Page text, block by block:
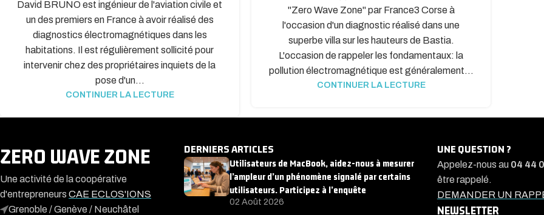
David BRUNO est ingénieur de l'aviation civile et
un des premiers en France à avoir réalisé des
diagnostics électromagnétiques dans les
habitations. Il est régulièrement sollicité pour
intervenir chez des propriétaires inquiets de la
pose d'un...
CONTINUER LA LECTURE
"Zero Wave Zone" par France3 Corse à
l'occasion d'un diagnostic réalisé dans une
superbe villa sur les hauteurs de Bastia.
L'occasion de rappeler les fondamentaux: la
pollution électromagnétique est généralement...
CONTINUER LA LECTURE
ZERO WAVE ZONE
Une activité de la coopérative
d'entrepreneurs CAE ECLOS'IONS
Grenoble / Genève / Neuchâtel
DERNIERS ARTICLES
Utilisateurs de MacBook, aidez-nous à mesurer
l’ampleur d’un phénomène signalé par certains
utilisateurs. Participez à l’enquête
02 Août 2026
UNE QUESTION ?
Appelez-nous au 04 44
être rappelé.
DEMANDER UN
NEWSLETTER